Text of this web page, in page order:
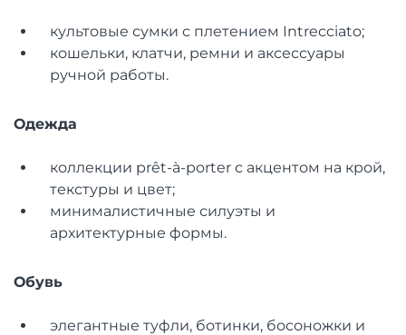
культовые сумки с плетением Intrecciato;
кошельки, клатчи, ремни и аксессуары
ручной работы.
Одежда
коллекции prêt-à-porter с акцентом на крой,
текстуры и цвет;
минималистичные силуэты и
архитектурные формы.
Обувь
элегантные туфли, ботинки, босоножки и